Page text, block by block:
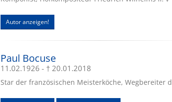
Autor anzeigen!
Paul Bocuse
11.02.1926 - † 20.01.2018
Star der französischen Meisterköche, Wegbereiter d